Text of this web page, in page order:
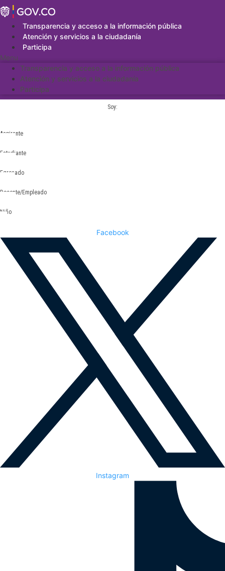
Saltar
al
contenidoTransparencia y acceso a la información pública
Atención y servicios a la ciudadanía
Participa
Menu
Transparencia y acceso a la información pública
Atención y servicios a la ciudadanía
Participa
Soy:
Aspirante
Estudiante
Egresado
Docente/Empleado
Niño
Facebook
Instagram